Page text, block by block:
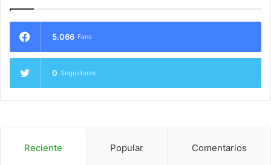
5.066 Fans
0 Seguidores
Reciente Popular Comentarios